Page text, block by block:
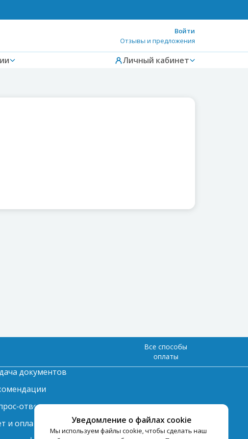
Войти
Отзывы и предложения
Личный кабинет
Уведомление о файлах cookie
Мы используем файлы cookie, чтобы сделать наш
Все способы
оплаты
документов
ответ
и оплата